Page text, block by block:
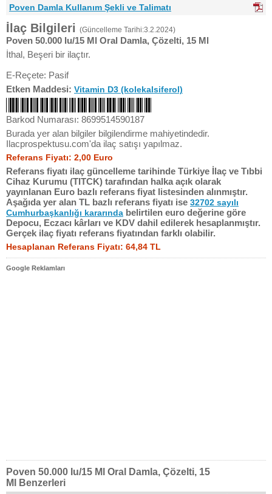
Poven Damla Kullanım Şekli ve Talimatı
İlaç Bilgileri (Güncelleme Tarihi:3.2.2024)
Poven 50.000 Iu/15 Ml Oral Damla, Çözelti, 15 Ml
İthal, Beşeri bir ilaçtır.
E-Reçete: Pasif
Etken Maddesi: Vitamin D3 (kolekalsiferol)
Barkod Numarası: 8699514590187
Burada yer alan bilgiler bilgilendirme mahiyetindedir.
Ilacprospektusu.com'da ilaç satışı yapılmaz.
Referans Fiyatı: 2,00 Euro
Referans fiyatı ilaç güncelleme tarihinde Türkiye İlaç ve Tıbbi
Cihaz Kurumu (TITCK) tarafından halka açık olarak
yayınlanan Euro bazlı referans fiyat listesinden alınmıştır.
Aşağıda yer alan TL bazlı referans fiyatı ise 32702 sayılı
Cumhurbaşkanlığı kararında belirtilen euro değerine göre
Depocu, Eczacı kârları ve KDV dahil edilerek hesaplanmıştır.
Gerçek ilaç fiyatı referans fiyatından farklı olabilir.
Hesaplanan Referans Fiyatı: 64,84 TL
Google Reklamları
Poven 50.000 Iu/15 Ml Oral Damla, Çözelti, 15
Ml Benzerleri